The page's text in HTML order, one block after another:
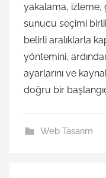
yakalama, izleme,
sunucu seçimi
belirli aralıklarla
yöntemini,
ayarlarını ve
doğru bir
Web Tasarım